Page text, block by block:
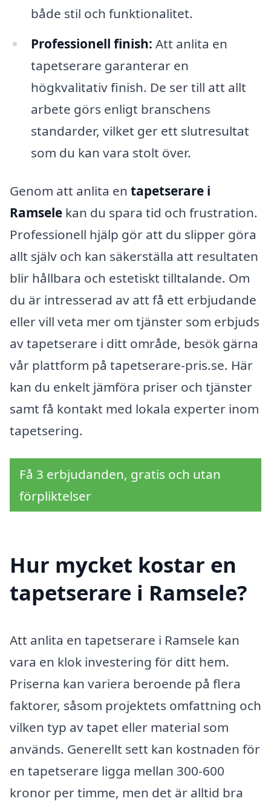
både stil och funktionalitet.
Professionell finish: Att anlita en
tapetserare garanterar en
högkvalitativ finish. De ser till att allt
arbete görs enligt branschens
standarder, vilket ger ett slutresultat
som du kan vara stolt över.
Genom att anlita en tapetserare i
Ramsele kan du spara tid och frustration.
Professionell hjälp gör att du slipper göra
allt själv och kan säkerställa att resultaten
blir hållbara och estetiskt tilltalande. Om
du är intresserad av att få ett erbjudande
eller vill veta mer om tjänster som erbjuds
av tapetserare i ditt område, besök gärna
vår plattform på tapetserare-pris.se. Här
kan du enkelt jämföra priser och tjänster
samt få kontakt med lokala experter inom
tapetsering.
Få 3 erbjudanden, gratis och utan
förpliktelser
Hur mycket kostar en
tapetserare i Ramsele?
Att anlita en tapetserare i Ramsele kan
vara en klok investering för ditt hem.
Priserna kan variera beroende på flera
faktorer, såsom projektets omfattning och
vilken typ av tapet eller material som
används. Generellt sett kan kostnaden för
en tapetserare ligga mellan 300-600
kronor per timme, men det är alltid bra